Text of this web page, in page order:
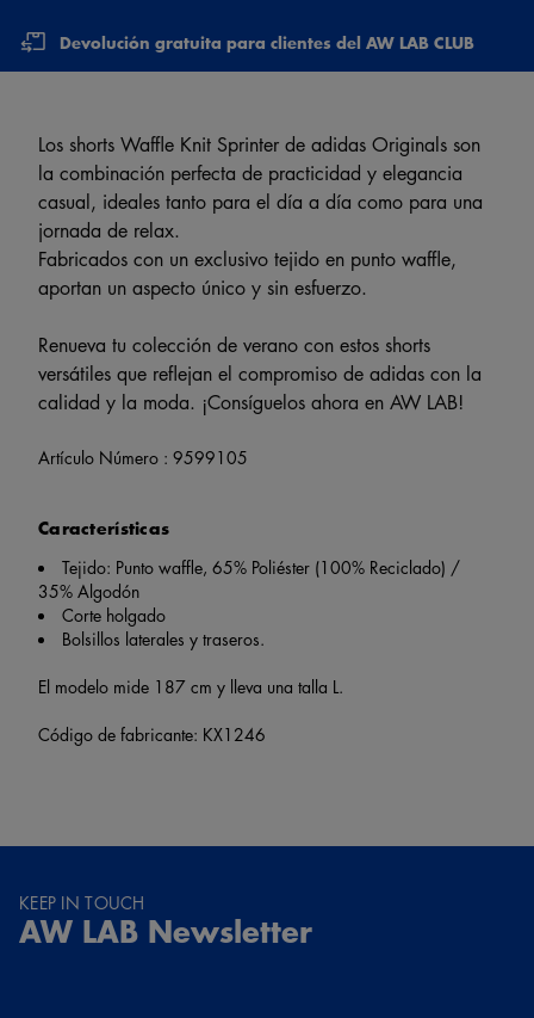
Devolución gratuita para clientes del AW LAB CLUB
Los shorts Waffle Knit Sprinter de adidas Originals son
la combinación perfecta de practicidad y elegancia
casual, ideales tanto para el día a día como para una
jornada de relax.
Fabricados con un exclusivo tejido en punto waffle,
aportan un aspecto único y sin esfuerzo.
Renueva tu colección de verano con estos shorts
versátiles que reflejan el compromiso de adidas con la
calidad y la moda. ¡Consíguelos ahora en AW LAB!
Artículo Número : 9599105
Características
Tejido: Punto waffle, 65% Poliéster (100% Reciclado) /
35% Algodón
Corte holgado
Bolsillos laterales y traseros.
El modelo mide 187 cm y lleva una talla L.
Código de fabricante: KX1246
KEEP IN TOUCH
AW LAB Newsletter